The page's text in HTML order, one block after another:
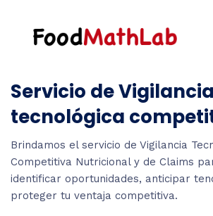
Servicio de Vigilancia
tecnológica
Brindamos el servicio de Vigilancia
Competitiva Nutricional y de Claims
identificar oportunidades, anticipar
proteger tu ventaja competitiva.